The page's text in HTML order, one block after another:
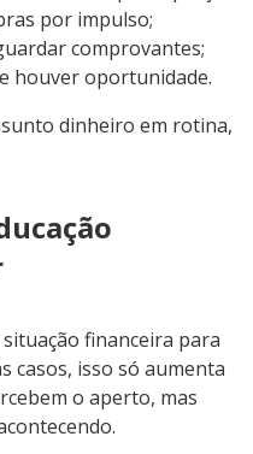
por impulso;
comprovantes;
houver oportunidade.
dinheiro em rotina,
financeira para
casos, isso só aumenta
o aperto, mas